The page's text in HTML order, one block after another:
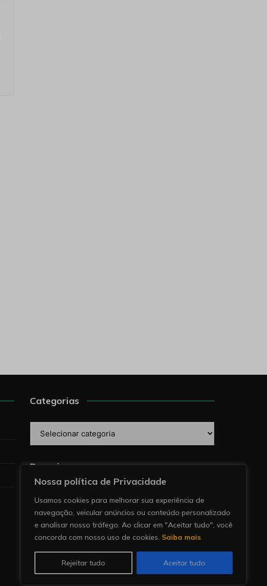
Nossa política de Privacidade
Usamos cookies para melhorar sua experiência de
navegação, veicular anúncios ou conteúdo personalizado
e analisar nosso tráfego. Ao clicar em "Aceitar tudo", você
concorda com nosso uso de cookies. Saiba mais
Rejeitar tudo Aceitar tudo
Categorias
Pesquise